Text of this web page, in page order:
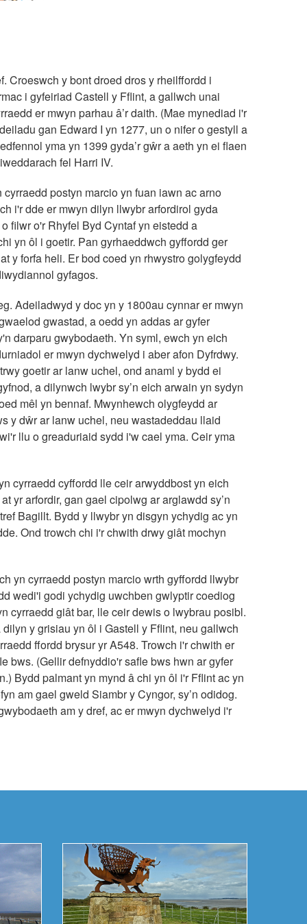
Croeswch y bont droed dros y rheilffordd i
i gyfeiriad Castell y Fflint, a gallwch unai
er mwyn parhau â’r daith. (Mae mynediad i'r
gan Edward I yn 1277, un o nifer o gestyll a
yma yn 1399 gyda’r gŵr a aeth yn ei flaen
fel Harri IV.
postyn marcio yn fuan iawn ac arno
i'r dde er mwyn dilyn llwybr arfordirol gyda
filwr o'r Rhyfel Byd Cyntaf yn eistedd a
yn ôl i goetir. Pan gyrhaeddwch gyffordd ger
y forfa heli. Er bod coed yn rhwystro golygfeydd
gyfagos.
Adeiladwyd y doc yn y 1800au cynnar er mwyn
gwastad, a oedd yn addas ar gyfer
darparu gwybodaeth. Yn syml, ewch yn eich
er mwyn dychwelyd i aber afon Dyfrdwy.
goetir ar lanw uchel, ond anaml y bydd ei
a dilynwch lwybr sy’n eich arwain yn sydyn
mêl yn bennaf. Mwynhewch olygfeydd ar
y dŵr ar lanw uchel, neu wastadeddau llaid
llu o greaduriaid sydd i'w cael yma. Ceir yma
cyrraedd cyffordd lle ceir arwyddbost yn eich
yr arfordir, gan gael cipolwg ar arglawdd sy’n
Bagillt. Bydd y llwybr yn disgyn ychydig ac yn
Ond trowch chi i'r chwith drwy giât mochyn
yn cyrraedd postyn marcio wrth gyffordd llwybr
wedi'i godi ychydig uwchben gwlyptir coediog
cyrraedd giât bar, lle ceir dewis o lwybrau posibl.
y grisiau yn ôl i Gastell y Fflint, neu gallwch
ffordd brysur yr A548. Trowch i'r chwith er
bws. (Gellir defnyddio'r safle bws hwn ar gyfer
Bydd palmant yn mynd â chi yn ôl i'r Fflint ac yn
am gael gweld Siambr y Cyngor, sy’n odidog.
am y dref, ac er mwyn dychwelyd i'r